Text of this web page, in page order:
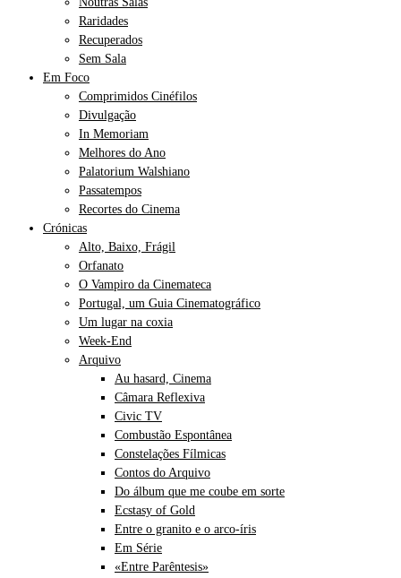
Raridades
Recuperados
Sem Sala
Em Foco
Comprimidos Cinéfilos
Divulgação
In Memoriam
Melhores do Ano
Palatorium Walshiano
Passatempos
Recortes do Cinema
Crónicas
Alto, Baixo, Frágil
Orfanato
O Vampiro da Cinemateca
Portugal, um Guia Cinematográfico
Um lugar na coxia
Week-End
Arquivo
Au hasard, Cinema
Câmara Reflexiva
Civic TV
Combustão Espontânea
Constelações Fílmicas
Contos do Arquivo
Do álbum que me coube em sorte
Ecstasy of Gold
Entre o granito e o arco-íris
Em Série
«Entre Parêntesis»